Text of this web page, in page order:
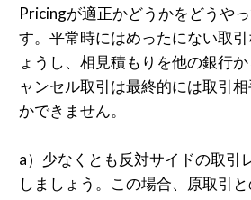
Pricingが適正かどうかをどうや
す。平常時にはめったにない取
ょうし、相見積もりを他の銀行
ャンセル取引は最終的には取引
かできません。
a）少なくとも反対サイドの取引
しましょう。この場合、原取引